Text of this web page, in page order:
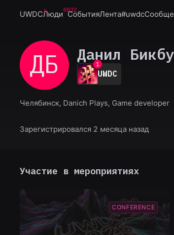
UWDCЛюди6932
СобытияЛента#uwdc
ДБ Данил
0
1
2
3
5
8
UWDC
Челябинск, Danich Plays, Game developer
Зарегистрировался 2 месяца назад
Участие в мероприятиях
CONFERENCE